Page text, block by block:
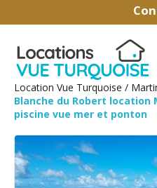
Location Vue Turquoise /
Blanche du Robert location
piscine vue mer et ponton